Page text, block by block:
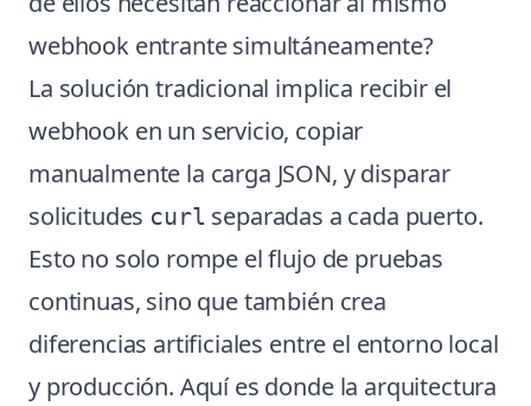
webhook entrante simultáneamente?
La solución tradicional implica recibir el
webhook en un servicio, copiar
manualmente la carga JSON, y disparar
solicitudes curl separadas a cada puerto.
Esto no solo rompe el flujo de pruebas
continuas, sino que también crea
diferencias artificiales entre el entorno local
y producción. Aquí es donde la arquitectura